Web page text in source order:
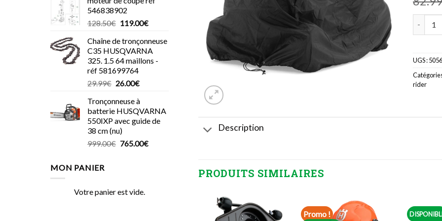
546838902
128.50€ Le
initial
était :
128.50€.
119.00€Le
actuel
est :
119.00€.
Chaîne de tronçonneuse
C35 HUSQVARNA
325. 1.5 64 maillons -
réf 581699764
29.99€ Le
initial
était :
29.99€.
26.00€Le
actuel
est :
26.00€.
Tronçonneuse à
batterie HUSQVARNA
550IXP avec guide de
38 cm (nu)
999.00€ Le
765.00€Le
MON PANIER
Votre panier est vide.
UGS :
rider
Description
PRODUITS SIMILAIRES
Promo !